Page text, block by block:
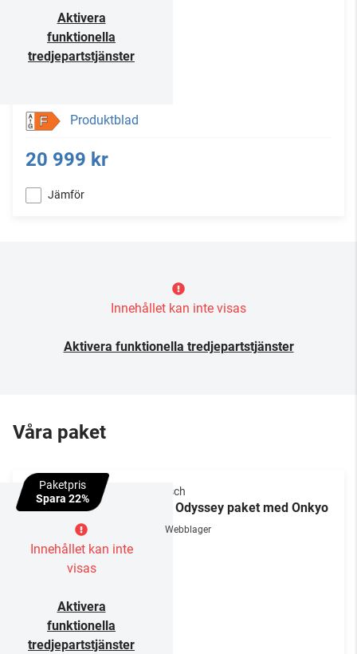
Aktivera
funktionella
tredjepartstjänster
F Produktblad
20 999 kr
Jämför
Innehållet kan inte visas
Aktivera funktionella tredjepartstjänster
Våra paket
Paketpris
Spara 22%
Innehållet kan inte
visas
Aktivera
funktionella
tredjepartstjänster
Klipsch
The Odyssey paket med Onkyo
Webblager